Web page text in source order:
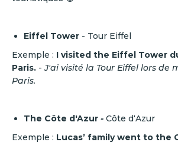
Eiffel Tower - Tour Eiffel
Exemple : I visited the Eiffel Tower
Paris. -J'ai visité la Tour Eiffel lors de
Paris.
The Côte d'Azur - Côte d‘Azur
Exemple : Lucas’ family went to the